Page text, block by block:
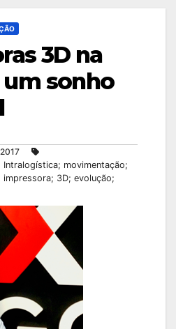
3D na
sonho
movimentação;
impressora; 3D; evolução;